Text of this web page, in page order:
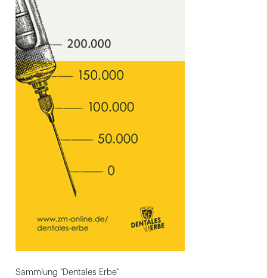
Sammlung "Dentales Erbe"